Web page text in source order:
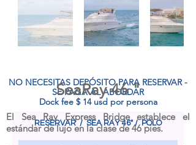
NO NECESITAS DEPÓSITO PARA RESERVAR -
SE PAGA AL ABORDAR
Dock fee $ 14 usd por persona
RESERVAR / SEA RAY 46" / POLO
SeaRay 46 "
El Sea Ray Express Bridge establece el
estándar de lujo en la clase de 46 pies.